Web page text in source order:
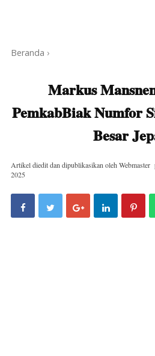
Beranda ›
Markus
PemkabBiak Numfor
Besar
Artikel diedit dan dipublikasikan oleh Webmaster
2025